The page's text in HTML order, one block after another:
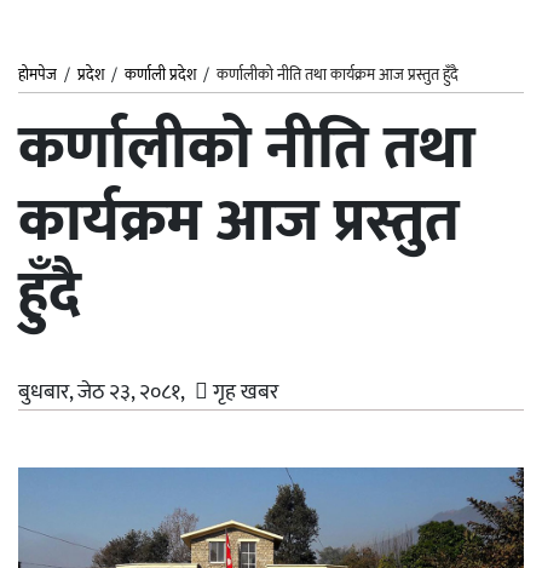
होमपेज /प्रदेश/कर्णाली प्रदेश/कर्णालीको नीति तथा कार्यक्रम आज प्रस्तुत हुँदै
कर्णालीको नीति तथा
कार्यक्रम आज प्रस्तुत
हुँदै
बुधबार, जेठ २३, २०८१, गृह खबर